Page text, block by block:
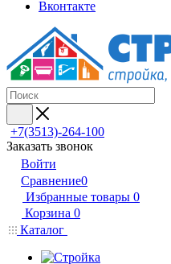
Вконтакте
+7(3513)-264-100
Заказать звонок
Войти
Сравнение0
Избранные товары 0
Корзина 0
Каталог